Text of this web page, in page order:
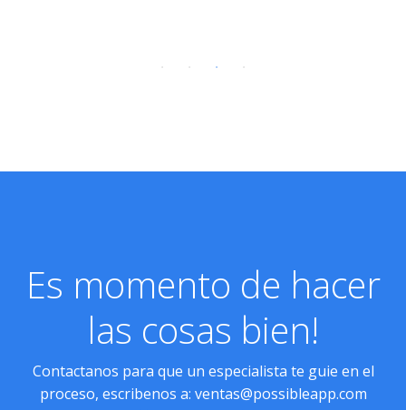
Es momento de hacer
las cosas bien!
Contactanos para que un especialista te guie en el
proceso, escribenos a: ventas@possibleapp.com